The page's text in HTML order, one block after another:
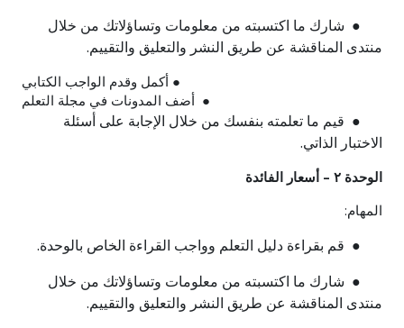
● شارك ما اكتسبته من معلومات وتساؤلاتك من خلال
منتدى المناقشة عن طريق النشر والتعليق والتقييم.
● أكمل وقدم الواجب الكتابي
● أضف المدونات في مجلة التعلم
● قيم ما تعلمته بنفسك من خلال الإجابة على أسئلة
الاختبار الذاتي.
الوحدة ٢ – أسعار الفائدة
المهام:
● قم بقراءة دليل التعلم وواجب القراءة الخاص بالوحدة.
● شارك ما اكتسبته من معلومات وتساؤلاتك من خلال
منتدى المناقشة عن طريق النشر والتعليق والتقييم.